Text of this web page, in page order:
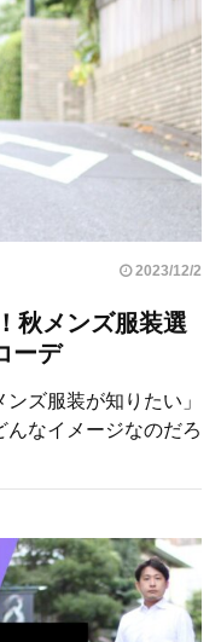
2023/12/2
秋メンズ服装選
ーデ
ズ服装が知りたい」
んなイメージなのだろ